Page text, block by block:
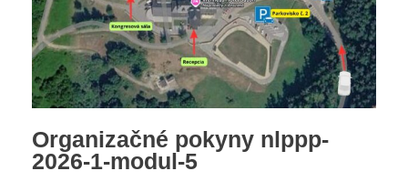
Organizačné pokyny nlppp-
2026-1-modul-5